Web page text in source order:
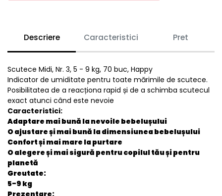
Descriere Caracteristici Pret
Scutece Midi, Nr. 3, 5 - 9 kg, 70 buc, Happy
Indicator de umiditate pentru toate mărimile de scutece.
Posibilitatea de a reacționa rapid și de a schimba scutecul
exact atunci când este nevoie
Caracteristici:
Adaptare mai bună la nevoile bebelușului
O ajustare și mai bună la dimensiunea bebelușului
Confort și mai mare la purtare
O alegere și mai sigură pentru copilul tău și pentru
planetă
Greutate:
5-9 kg
Prezentare: